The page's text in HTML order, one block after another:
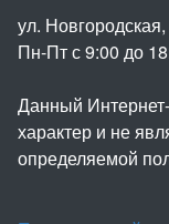
ул.
Пн-Пт с 9:00 до
Данный
характер и не
определяемой